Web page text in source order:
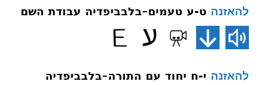
להאזנה ט-ע טעמים–בלבביפדיה עבודת השם
להאזנה י-ח יחוד עם התורה–בלבביפדיה